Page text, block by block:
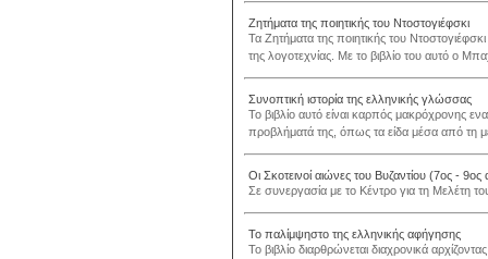
Ζητήματα της ποιητικής του Ντοστογιέφσκι
Τα Ζητήματα της ποιητικής του
της λογοτεχνίας. Με το βιβλίο του αυτό ο
Συνοπτική ιστορία της ελληνικής γλώσσας
Το βιβλίο αυτό είναι καρπός μακρόχρονης
προβλήματά της, όπως τα είδα μέσα από τη
Οι Σκοτεινοί αιώνες του Βυζαντίου (7ος - 9ος
Σε συνεργασία με το Κέντρο για τη Μελέτη
Το παλίμψηστο της ελληνικής αφήγησης
Το βιβλίο διαρθρώνεται διαχρονικά